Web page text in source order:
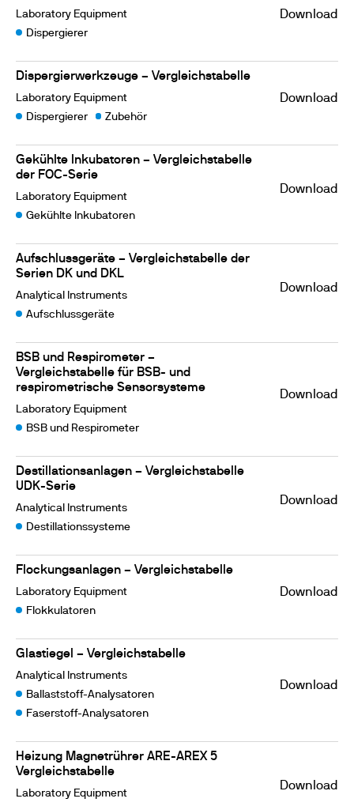
Laboratory Equipment
Dispergierer
Download
Dispergierwerkzeuge – Vergleichstabelle
Laboratory Equipment
Dispergierer
Zubehör
Download
Gekühlte Inkubatoren – Vergleichstabelle
der FOC-Serie
Laboratory Equipment
Gekühlte Inkubatoren
Download
Aufschlussgeräte – Vergleichstabelle der
Serien DK und DKL
Analytical Instruments
Aufschlussgeräte
Download
BSB und Respirometer –
Vergleichstabelle für BSB- und
respirometrische Sensorsysteme
Laboratory Equipment
BSB und Respirometer
Download
Destillationsanlagen – Vergleichstabelle
UDK-Serie
Analytical Instruments
Destillationssysteme
Download
Flockungsanlagen – Vergleichstabelle
Laboratory Equipment
Flokkulatoren
Download
Glastiegel – Vergleichstabelle
Analytical Instruments
Ballaststoff-Analysatoren
Faserstoff-Analysatoren
Download
Heizung Magnetrührer ARE-AREX 5
Vergleichstabelle
Laboratory Equipment
Download